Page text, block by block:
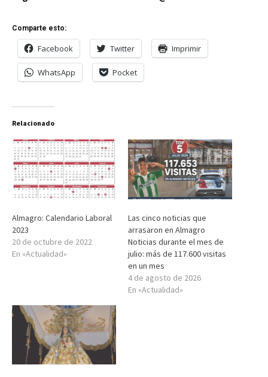
Comparte esto:
Facebook Twitter Imprimir
WhatsApp Pocket
Relacionado
Almagro: Calendario Laboral
2023
20 de octubre de 2022
En «Actualidad»
Las cinco noticias que
arrasaron en Almagro
Noticias durante el mes de
julio: más de 117.600 visitas
en un mes
4 de agosto de 2026
En «Actualidad»